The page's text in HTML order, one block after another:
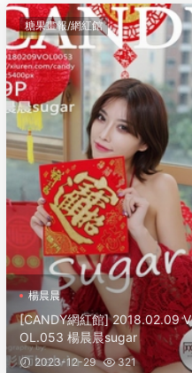
糖果畫報/網紅館
楊晨晨
[CANDY網紅館] 2018.02.09 V
OL.053 楊晨晨sugar
2023-12-29 321